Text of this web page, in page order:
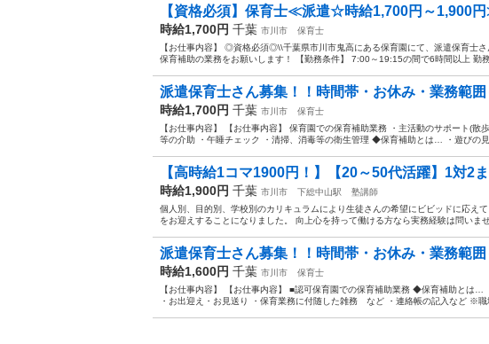
【資格必須】保育士≪派遣☆時給1,700円～1,900
時給1,700円 千葉 市川市
保育士
【お仕事内容】 ◎資格必須◎\\千葉県市川市鬼高にある保育園にて、派遣保育士さ
保育補助の業務をお願いします！ 【勤務条件】 7:00～19:15の間で6時間以上 勤
派遣保育士さん募集！！時間帯・お休み・業務範
時給1,700円 千葉 市川市
保育士
【お仕事内容】 【お仕事内容】 保育園での保育補助業務 ・主活動のサポート(散
等の介助 ・午睡チェック ・清掃、消毒等の衛生管理 ◆保育補助とは… ・遊びの見
【高時給1コマ1900円！】【20～50代活躍】1対2
時給1,900円 千葉 市川市 下総中山駅
塾講師
個人別、目的別、学校別のカリキュラムにより生徒さんの希望にビビッドに応え
をお迎えすることになりました。 向上心を持って働ける方なら実務経験は問いま
派遣保育士さん募集！！時間帯・お休み・業務範
時給1,600円 千葉 市川市
保育士
【お仕事内容】 【お仕事内容】 ■認可保育園での保育補助業務 ◆保育補助とは…
・お出迎え・お見送り ・保育業務に付随した雑務 など ・連絡帳の記入など ※職